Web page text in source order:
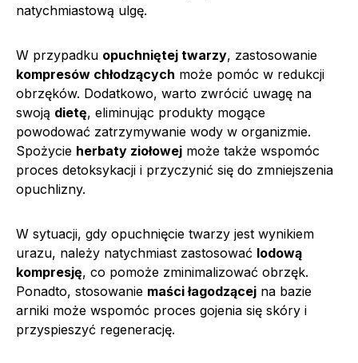
natychmiastową ulgę.
W przypadku opuchniętej twarzy, zastosowanie
kompresów chłodzących może pomóc w redukcji
obrzęków. Dodatkowo, warto zwrócić uwagę na
swoją dietę, eliminując produkty mogące
powodować zatrzymywanie wody w organizmie.
Spożycie herbaty ziołowej może także wspomóc
proces detoksykacji i przyczynić się do zmniejszenia
opuchlizny.
W sytuacji, gdy opuchnięcie twarzy jest wynikiem
urazu, należy natychmiast zastosować lodową
kompresję, co pomoże zminimalizować obrzęk.
Ponadto, stosowanie maści łagodzącej na bazie
arniki może wspomóc proces gojenia się skóry i
przyspieszyć regenerację.